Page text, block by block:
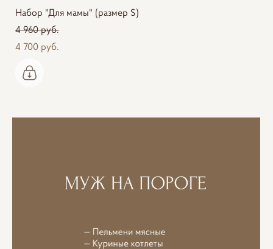
Набор "Для мамы" (размер S)
4 960 pуб.
4 700 pуб.